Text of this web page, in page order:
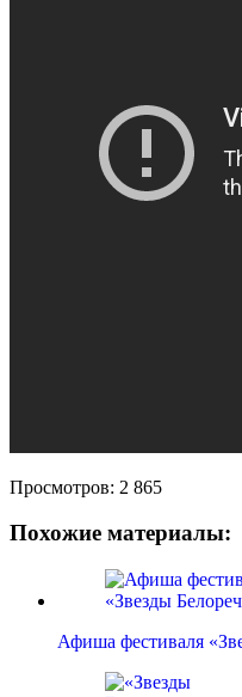
Просмотров: 2 865
Похожие материалы:
Афиша фестиваля